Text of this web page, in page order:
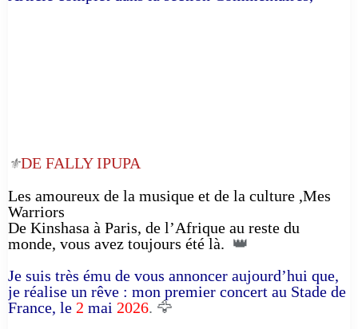
⚜️DE FALLY IPUPA
Les amoureux de la musique et de la culture ,Mes
Warriors
De Kinshasa à Paris, de l’Afrique au reste du
monde, vous avez toujours été là. 👑
Je suis très ému de vous annoncer aujourd’hui que,
je réalise un rêve : mon premier concert au Stade de
France, le 2 mai 2026. 🦅